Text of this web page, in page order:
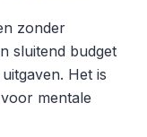
zonder
sluitend budget
Het is
mentale